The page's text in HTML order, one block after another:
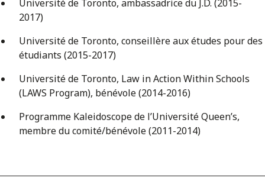
Université de Toronto, ambassadrice du J.D. (2015-
2017)
Université de Toronto, conseillère aux études pour des
étudiants (2015-2017)
Université de Toronto, Law in Action Within Schools
(LAWS Program), bénévole (2014-2016)
Programme Kaleidoscope de l’Université Queen’s,
membre du comité/bénévole (2011-2014)